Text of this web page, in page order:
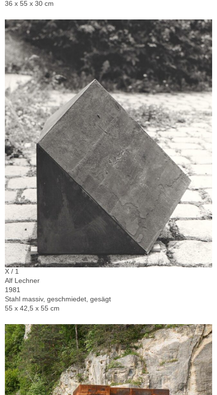
36 x 55 x 30 cm
X / 1
Alf Lechner
1981
Stahl massiv, geschmiedet, gesägt
55 x 42,5 x 55 cm